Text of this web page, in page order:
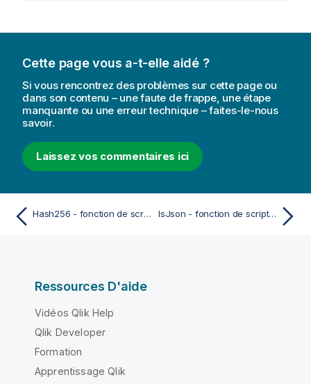
s
Cette page vous a-t-elle aidé ?
Si vous rencontrez des problèmes sur cette page ou
dans son contenu – une faute de frappe, une étape
manquante ou une erreur technique – faites-le-nous
savoir.
Laissez vos commentaires ici
Hash256 - fonction de script et fonction de graphique IsJson - fonction de script et fonction de graphique
Ressources D'aide
Vidéos Qlik Help
Qlik Developer
Formation
Apprentissage Qlik